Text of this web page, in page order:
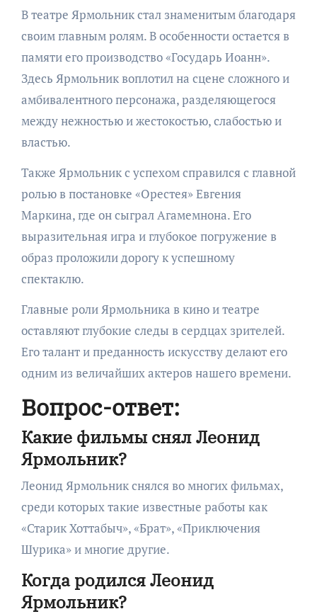
В театре Ярмольник стал знаменитым благодаря
своим главным ролям. В особенности остается в
памяти его производство «Государь Иоанн».
Здесь Ярмольник воплотил на сцене сложного и
амбивалентного персонажа, разделяющегося
между нежностью и жестокостью, слабостью и
властью.
Также Ярмольник с успехом справился с главной
ролью в постановке «Орестея» Евгения
Маркина, где он сыграл Агамемнона. Его
выразительная игра и глубокое погружение в
образ проложили дорогу к успешному
спектаклю.
Главные роли Ярмольника в кино и театре
оставляют глубокие следы в сердцах зрителей.
Его талант и преданность искусству делают его
одним из величайших актеров нашего времени.
Вопрос-ответ:
Какие фильмы снял Леонид
Ярмольник?
Леонид Ярмольник снялся во многих фильмах,
среди которых такие известные работы как
«Старик Хоттабыч», «Брат», «Приключения
Шурика» и многие другие.
Когда родился Леонид
Ярмольник?